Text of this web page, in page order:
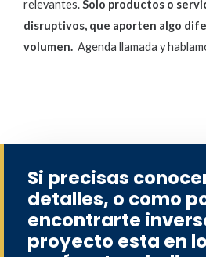
relevantes.Solo productos o
disruptivos, que aporten algo
volumen. Agenda llamada y
Si precisas
detalles, o como
encontrarte
proyecto esta en